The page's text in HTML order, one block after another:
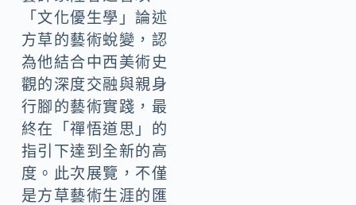
「文化優生學」論述
方草的藝術蛻變，認
為他結合中西美術史
觀的深度交融與親身
行腳的藝術實踐，最
終在「禪悟道思」的
指引下達到全新的高
度。此次展覽，不僅
是方草藝術生涯的匯